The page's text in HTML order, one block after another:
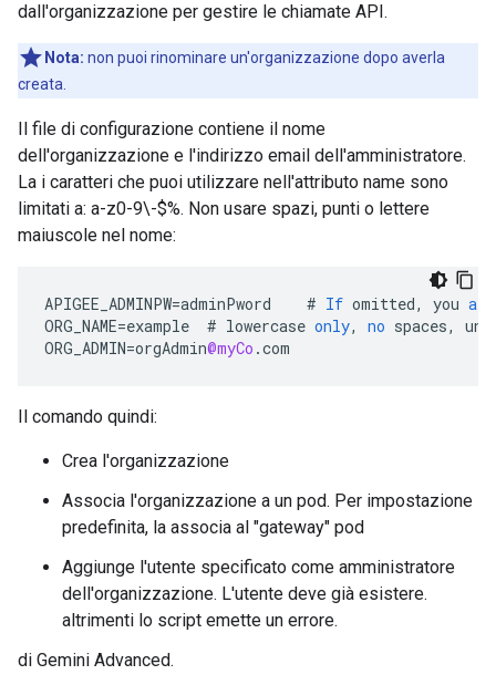
dall'organizzazione per gestire le chiamate API.
Nota: non puoi rinominare un'organizzazione dopo averla
creata.
Il file di configurazione contiene il nome
dell'organizzazione e l'indirizzo email dell'amministratore.
La i caratteri che puoi utilizzare nell'attributo name sono
limitati a: a-z0-9\-$%. Non usare spazi, punti o lettere
maiuscole nel nome:
APIGEE_ADMINPW=adminPword # If omitted, you are
ORG_NAME=example # lowercase only, no spaces,
ORG_ADMIN=orgAdmin@myCo .com
Il comando quindi:
Crea l'organizzazione
Associa l'organizzazione a un pod. Per impostazione
predefinita, la associa al "gateway" pod
Aggiunge l'utente specificato come amministratore
dell'organizzazione. L'utente deve già esistere.
altrimenti lo script emette un errore.
di Gemini Advanced.